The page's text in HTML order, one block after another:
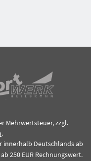
Mehrwertsteuer, zzgl.
.
innerhalb Deutschlands ab
250 EUR Rechnungswert.